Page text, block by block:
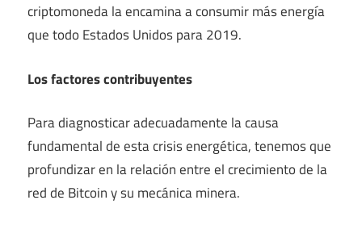
criptomoneda la encamina a consumir más energía
que todo Estados Unidos para 2019.
Los factores contribuyentes
Para diagnosticar adecuadamente la causa
fundamental de esta crisis energética, tenemos que
profundizar en la relación entre el crecimiento de la
red de Bitcoin y su mecánica minera.